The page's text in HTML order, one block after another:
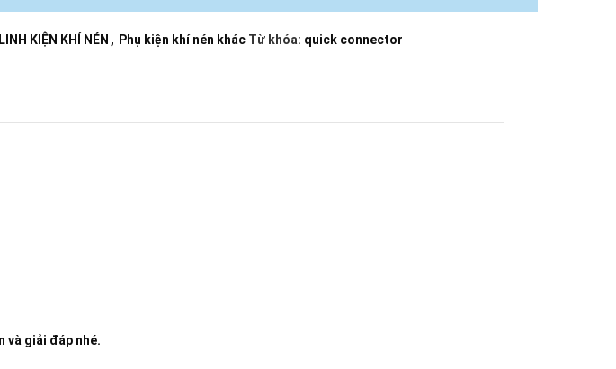
LINH KIỆN KHÍ NÉN , Phụ kiện khí nén khác Từ khóa: quick connector
và giải đáp nhé.